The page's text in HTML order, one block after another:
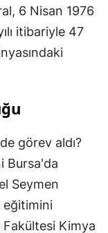
6 Nisan 1976
itibariyle 47
görev aldı?
Bursa'da
Seymen
eğitimini
Kimya